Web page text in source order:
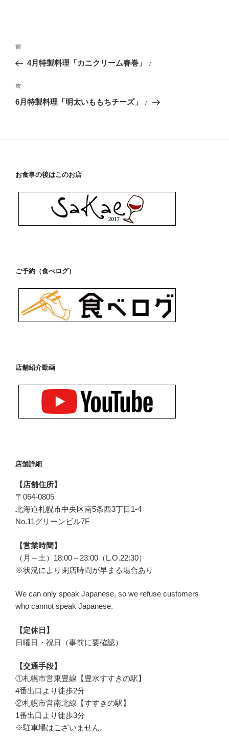
投
ナ
ビ
ゲ
過
去
投
稿
前
4月特製料理「カニクリーム春巻」 ♪
次
の
次
6月特製料理「明太いももちチーズ」 ♪
お食事の後はこのお店
ご予約（食べログ）
店舗紹介動画
店舗詳細
【店舗住所】
〒 064-0805
北海道札幌市中央区南5条西3丁目1-4
No.11グリーンビル7F
【営業時間】
（月～土）18:00～23:00（L.O.22:30）
※状況により閉店時間が早まる場合あり
We can only speak Japanese, so we refuse customers
who cannot speak Japanese.
【定休日】
日曜日・祝日（事前に要確認）
【交通手段】
①札幌市営東豊線【豊水すすきの駅】
4番出口より徒歩2分
②札幌市営南北線【すすきの駅】
1番出口より徒歩3分
※駐車場はございません。